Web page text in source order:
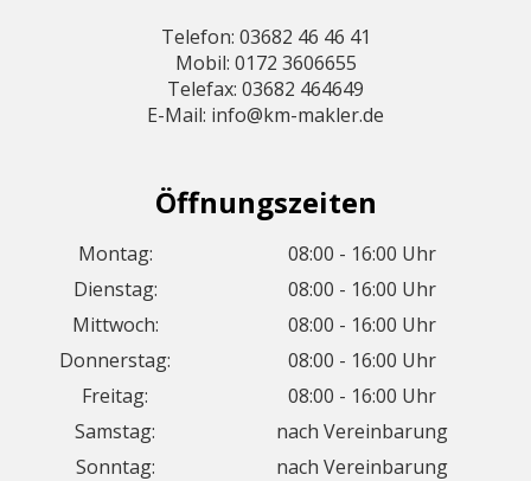
Telefon: 03682 46 46 41
Mobil: 0172 3606655
Telefax: 03682 464649
E-Mail: info@km-makler.de
Öffnungszeiten
Montag:
08:00 - 16:00 Uhr
Dienstag:
08:00 - 16:00 Uhr
Mittwoch:
08:00 - 16:00 Uhr
Donnerstag:
08:00 - 16:00 Uhr
Freitag:
08:00 - 16:00 Uhr
Samstag:
nach Vereinbarung
Sonntag:
nach Vereinbarung